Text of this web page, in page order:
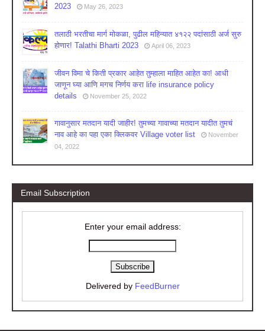
2023
May 26, 2023
तलाठी भरतीचा मार्ग मोकळा, पुढील महिन्यात ४१२२ पदांसाठी अर्ज सुरु
होणार! Talathi Bharti 2023
April 06, 2023
जीवन विमा चे किती प्रकार आहेत तुम्हाला माहित आहेत का! आधी
जाणून घ्या आणि मगच निर्णय करा life insurance policy
details
November 25, 2022
गावानुसार मतदान यादी जाहीर! तुमच्या गावाच्या मतदान यादीत तुमचं
नाव आहे का पहा एका क्लिकवर Village voter list
November
04, 2022
Email Subscription
Enter your email address:
Delivered by FeedBurner